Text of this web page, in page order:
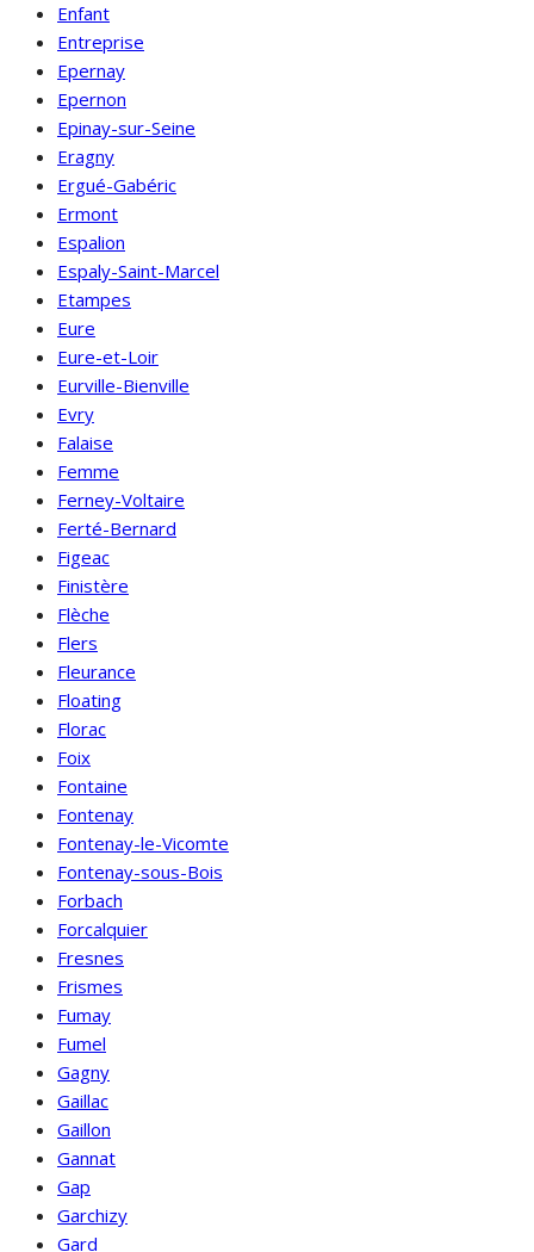
Enfant
Entreprise
Epernay
Epernon
Epinay-sur-Seine
Eragny
Ergué-Gabéric
Ermont
Espalion
Espaly-Saint-Marcel
Etampes
Eure
Eure-et-Loir
Eurville-Bienville
Evry
Falaise
Femme
Ferney-Voltaire
Ferté-Bernard
Figeac
Finistère
Flèche
Flers
Fleurance
Floating
Florac
Foix
Fontaine
Fontenay
Fontenay-le-Vicomte
Fontenay-sous-Bois
Forbach
Forcalquier
Fresnes
Frismes
Fumay
Fumel
Gagny
Gaillac
Gaillon
Gannat
Gap
Garchizy
Gard